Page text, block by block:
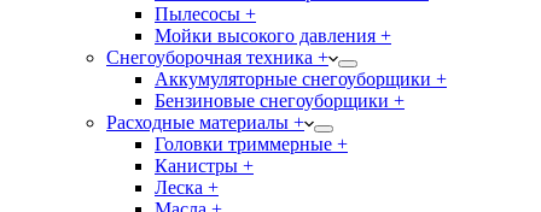
Пылесосы +
Мойки высокого давления +
Снегоуборочная техника +
Аккумуляторные снегоуборщики +
Бензиновые снегоуборщики +
Расходные материалы +
Головки триммерные +
Канистры +
Леска +